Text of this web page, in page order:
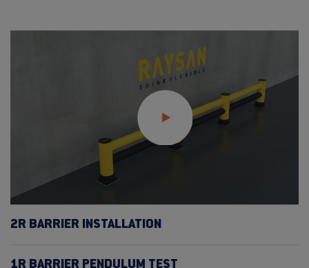
2R BARRIER INSTALLATION
1R BARRIER PENDULUM TEST